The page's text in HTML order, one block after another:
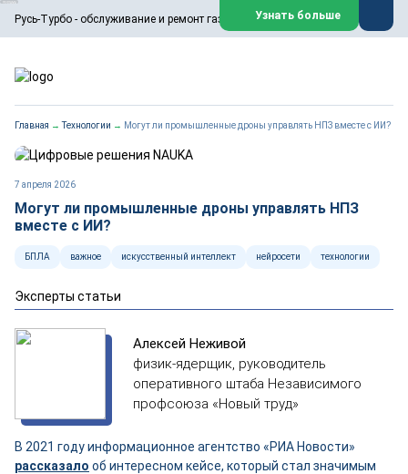
Русь-Турбо - обслуживание и ремонт газовых паровых турбин
ООО «Русь-Турбо» занимается сервисом газовых и паровых
турбин, комплексным ремонтом, восстановлением,
техническим обслуживанием оборудования ТЭС,
работают на нефтегазовых, нефтехимических,
металлургических и других предприятиях.
Реклама. ООО «Русь-Турбо», ИНН 7802588950
Перейти на сайт
Узнать больше
Главная →Технологии → Могут ли промышленные дроны управлять НПЗ вместе с ИИ?
7 апреля 2026
Могут ли промышленные дроны управлять НПЗ
вместе с ИИ?
БПЛА важное искусственный интеллект нейросети технологии
Эксперты статьи
Алексей Неживой
физик-ядерщик, руководитель
оперативного штаба Независимого
профсоюза «Новый труд»
В 2021 году информационное агентство «РИА Новости»
рассказало об интересном кейсе, который стал значимым